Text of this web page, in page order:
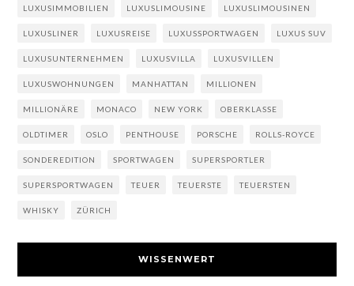
LUXUSIMMOBILIEN LUXUSLIMOUSINE LUXUSLIMOUSINEN
LUXUSLINER LUXUSREISE LUXUSSPORTWAGEN LUXUS SUV
LUXUSUNTERNEHMEN LUXUSVILLA LUXUSVILLEN
LUXUSWOHNUNGEN MANHATTAN MILLIONEN
MILLIONÄRE MONACO NEW YORK OBERKLASSE
OLDTIMER OSLO PENTHOUSE PORSCHE ROLLS-ROYCE
SONDEREDITION SPORTWAGEN SUPERSPORTLER
SUPERSPORTWAGEN TEUER TEUERSTE TEUERSTEN
WHISKY ZÜRICH
WISSENWERT